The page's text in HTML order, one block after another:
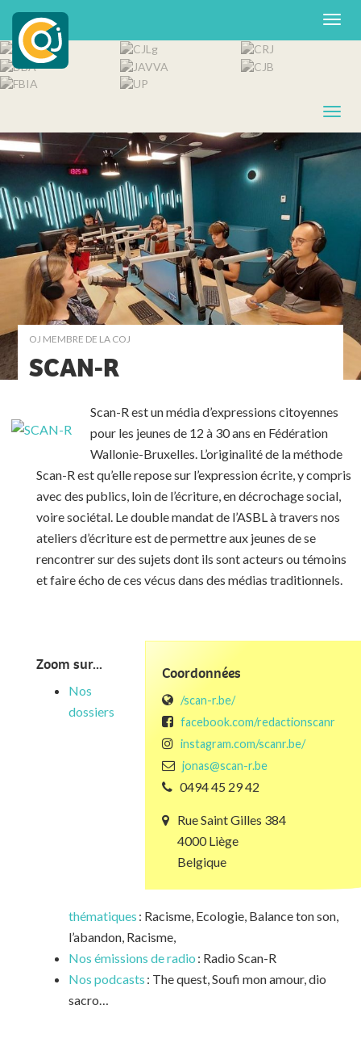
OJ MEMBRE DE LA COJ
SCAN-R
Scan-R est un média d’expressions citoyennes
pour les jeunes de 12 à 30 ans en Fédération
Wallonie-Bruxelles. L’originalitéde la méthode
Scan-R est qu’elle repose sur l’expression écrite, y compris
avec des publics, loin de l’écriture, en décrochage social,
voire sociétal. Le double mandat de l’ASBL à travers nos
ateliers d’écriture est de permettre aux jeunes de se
rencontrer sur des sujets dont ils sont acteurs ou témoins
et faire écho de ces vécus dans des médias traditionnels.
Coordonnées
/scan-r.be/
facebook.com/redactionscanr
instagram.com/scanr.be/
jonas@scan-r.be
0494 45 29 42
Rue Saint Gilles 384
4000 Liège
Belgique
Zoom sur...
Nos
dossiers
thématiques : Racisme, Ecologie, Balance ton son,
l’abandon, Racisme,
Nos émissions de radio : Radio Scan-R
Nos podcasts : The quest, Soufi mon amour, dio
sacro…